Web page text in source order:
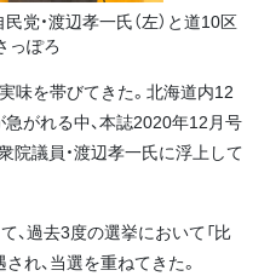
党・渡辺孝一氏（左）と道10区
っぽろ
味を帯びてきた。北海道内12
がれる中、本誌2020年12月号
院議員・渡辺孝一氏に浮上して
、過去3度の選挙において「比
れ、当選を重ねてきた。